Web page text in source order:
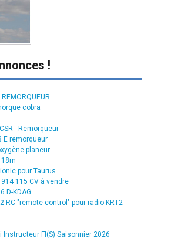
!
cobra
- Remorqueur
E remorqueur
planeur .
pour Taurus
914 115 CV à vendre
D-KDAG
RC "remote control" pour radio KRT2
Instructeur FI(S) Saisonnier 2026